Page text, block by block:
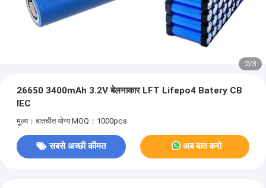
2/3
26650 3400mAh 3.2V बेलनाकार LFT Lifepo4 Batery CB
IEC
मूल्य：बातचीत योग्य MOQ：1000pcs
सबसे अच्छी कीमत अब बात करो